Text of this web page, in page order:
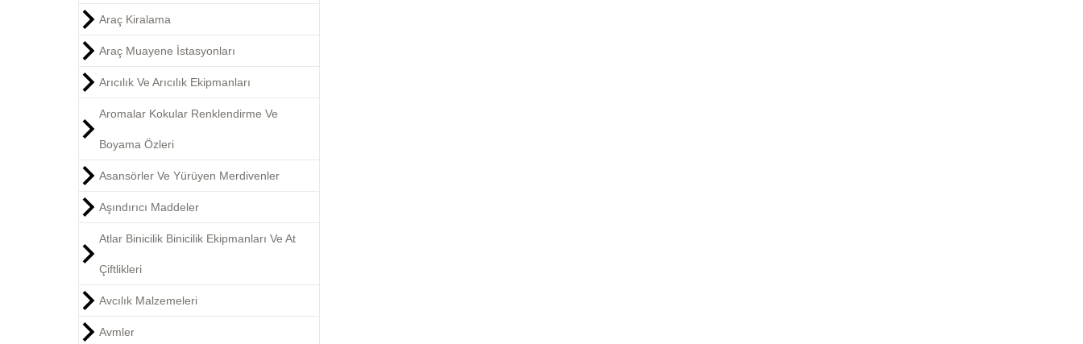
Araç Kiralama
Araç Muayene İstasyonları
Arıcılık Ve Arıcılık Ekipmanları
Aromalar Kokular Renklendirme Ve
Boyama Özleri
Asansörler Ve Yürüyen Merdivenler
Aşındırıcı Maddeler
Atlar Binicilik Binicilik Ekipmanları Ve At
Çiftlikleri
Avcılık Malzemeleri
Avmler